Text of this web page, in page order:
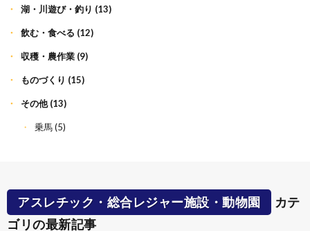
湖・川遊び・釣り (13)
飲む・食べる (12)
収穫・農作業 (9)
ものづくり (15)
その他(13)
乗馬(5)
アスレチック・総合レジャー施設・動物園
カテ
ゴリの最新記事